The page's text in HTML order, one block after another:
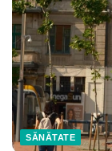
SĂNĂTATE